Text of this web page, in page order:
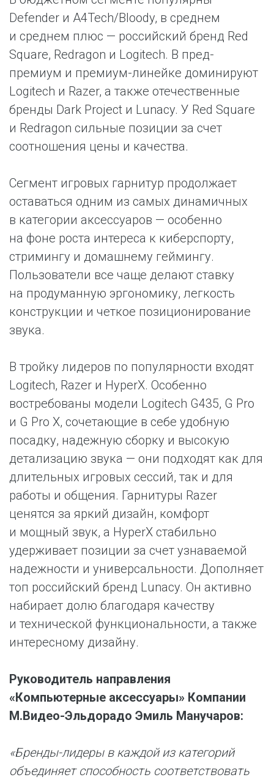
Defender и A4Tech/Bloody, в среднем
и среднем плюс — российский бренд Red
Square, Redragon и Logitech. В пред-
премиум и премиум-линейке доминируют
Logitech и Razer, а также отечественные
бренды Dark Project и Lunacy. У Red Square
и Redragon сильные позиции за счет
соотношения цены и качества.
Сегмент игровых гарнитур продолжает
оставаться одним из самых динамичных
в категории аксессуаров — особенно
на фоне роста интереса к киберспорту,
стримингу и домашнему геймингу.
Пользователи все чаще делают ставку
на продуманную эргономику, легкость
конструкции и четкое позиционирование
звука.
В тройку лидеров по популярности входят
Logitech, Razer и HyperX. Особенно
востребованы модели Logitech G435, G Pro
и G Pro X, сочетающие в себе удобную
посадку, надежную сборку и высокую
детализацию звука — они подходят как для
длительных игровых сессий, так и для
работы и общения. Гарнитуры Razer
ценятся за яркий дизайн, комфорт
и мощный звук, а HyperX стабильно
удерживает позиции за счет узнаваемой
надежности и универсальности. Дополняет
топ российский бренд Lunacy. Он активно
набирает долю благодаря качеству
и технической функциональности, а также
интересному дизайну.
Руководитель направления
«Компьютерные аксессуары» Компании
М.Видео-Эльдорадо Эмиль Манучаров:
«Бренды-лидеры в каждой из категорий
объединяет способность соответствовать